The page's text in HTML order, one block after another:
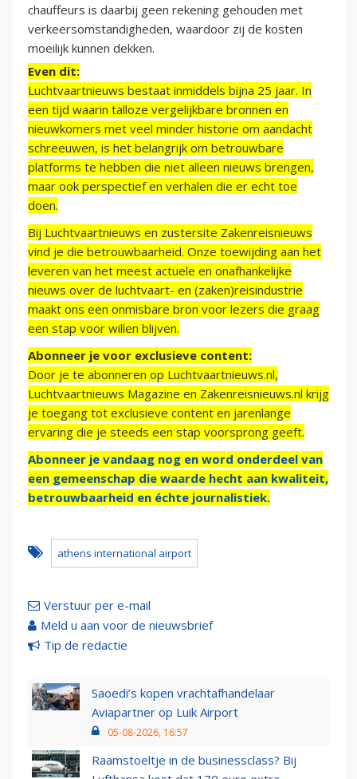
chauffeurs is daarbij geen rekening gehouden met
verkeersomstandigheden, waardoor zij de kosten
moeilijk kunnen dekken.
Even dit:
Luchtvaartnieuws bestaat inmiddels bijna 25 jaar. In
een tijd waarin talloze vergelijkbare bronnen en
nieuwkomers met veel minder historie om aandacht
schreeuwen, is het belangrijk om betrouwbare
platforms te hebben die niet alleen nieuws brengen,
maar ook perspectief en verhalen die er echt toe
doen.
Bij Luchtvaartnieuws en zustersite Zakenreisnieuws
vind je die betrouwbaarheid. Onze toewijding aan het
leveren van het meest actuele en onafhankelijke
nieuws over de luchtvaart- en (zaken)reisindustrie
maakt ons een onmisbare bron voor lezers die graag
een stap voor willen blijven.
Abonneer je voor exclusieve content:
Door je te abonneren op Luchtvaartnieuws.nl,
Luchtvaartnieuws Magazine en Zakenreisnieuws.nl krijg
je toegang tot exclusieve content en jarenlange
ervaring die je steeds een stap voorsprong geeft.
Abonneer je vandaag nog en word onderdeel van
een gemeenschap die waarde hecht aan kwaliteit,
betrouwbaarheid en échte journalistiek.
athens international airport
Verstuur per e-mail
Meld u aan voor de nieuwsbrief
Tip de redactie
Saoedi’s kopen vrachtafhandelaar
Aviapartner op Luik Airport
05-08-2026, 16:57
Raamstoeltje in de businessclass? Bij